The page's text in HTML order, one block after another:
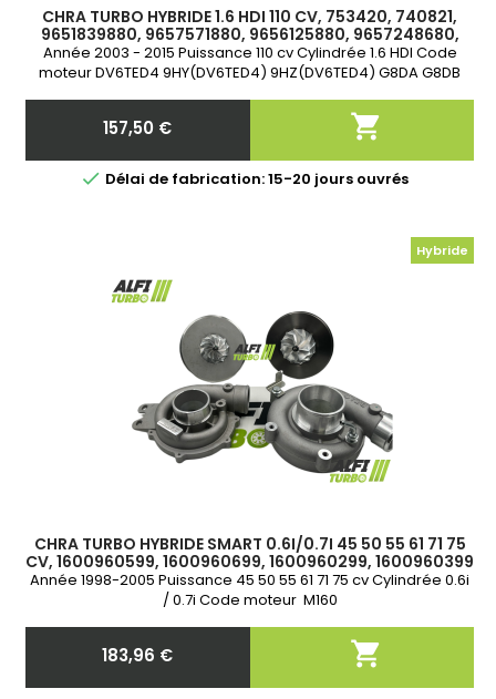
CHRA TURBO HYBRIDE 1.6 HDI 110 CV, 753420, 740821,
9651839880, 9657571880, 9656125880, 9657248680,
9657531880
Année 2003 - 2015 Puissance 110 cv Cylindrée 1.6 HDI Code
moteur DV6TED4 9HY(DV6TED4) 9HZ(DV6TED4) G8DA G8DB
Prix
157,50 € 
 Délai de fabrication: 15-20 jours ouvrés
Hybride
CHRA TURBO HYBRIDE SMART 0.6I/0.7I 45 50 55 61 71 75
CV, 1600960599, 1600960699, 1600960299, 1600960399
Année 1998-2005 Puissance 45 50 55 61 71 75 cv Cylindrée 0.6i
/ 0.7i Code moteur M160
Prix
183,96 € 